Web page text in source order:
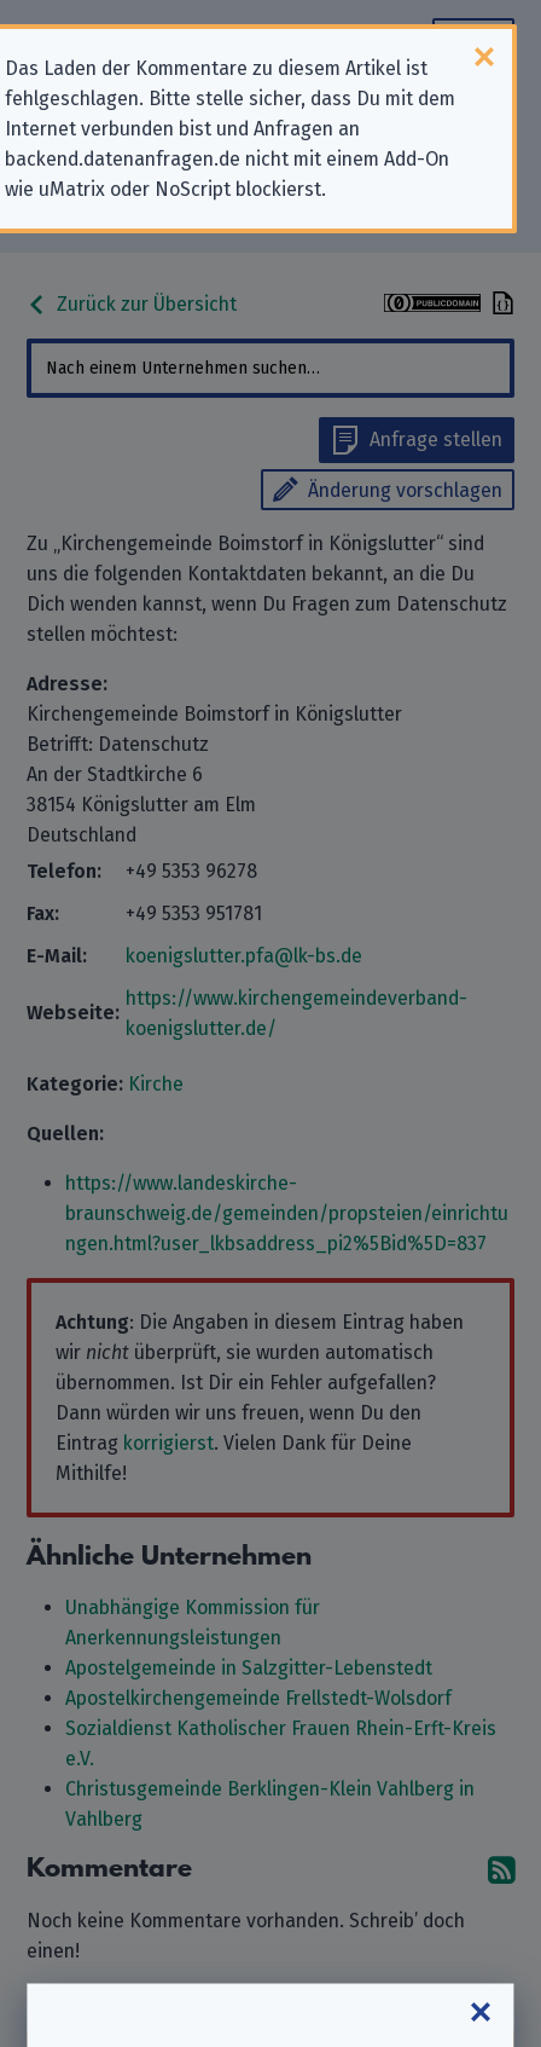
Das Laden der Kommentare zu diesem Artikel ist
fehlgeschlagen. Bitte stelle sicher, dass Du mit dem
Internet verbunden bist und Anfragen an
backend.datenanfragen.de nicht mit einem Add-On
wie uMatrix oder NoScript blockierst.
Datenschutz-Kontaktdaten für
„Kirchengemeinde Boimstorf in
Königslutter“
Zurück zur Übersicht
Anfrage stellen
Änderung vorschlagen
Zu „Kirchengemeinde Boimstorf in Königslutter“ sind
uns die folgenden Kontaktdaten bekannt, an die Du
Dich wenden kannst, wenn Du Fragen zum Datenschutz
stellen möchtest:
Adresse:
Kirchengemeinde Boimstorf in Königslutter
Betrifft: Datenschutz
An der Stadtkirche 6
38154 Königslutter am Elm
Deutschland
Telefon:
+49 5353 96278
Fax:
+49 5353 951781
E-Mail:
koenigslutter.pfa@lk-bs.de
Webseite:
https://www.kirchengemeindeverband-
koenigslutter.de/
Kategorie: Kirche
Quellen:
https://www.landeskirche-
braunschweig.de/gemeinden/propsteien/einrichtu
ngen.html?user_lkbsaddress_pi2%5Bid%5D=837
Achtung: Die Angaben in diesem Eintrag haben
wir nicht überprüft, sie wurden automatisch
übernommen. Ist Dir ein Fehler aufgefallen?
Dann würden wir uns freuen, wenn Du den
Eintrag korrigierst. Vielen Dank für Deine
Mithilfe!
Ähnliche Unternehmen
Unabhängige Kommission für
Anerkennungsleistungen
Apostelgemeinde in Salzgitter-Lebenstedt
Apostelkirchengemeinde Frellstedt-Wolsdorf
Sozialdienst Katholischer Frauen Rhein-Erft-Kreis
e.V.
Christusgemeinde Berklingen-Klein Vahlberg in
Vahlberg
Kommentare
Noch keine Kommentare vorhanden. Schreib’ doch
einen!